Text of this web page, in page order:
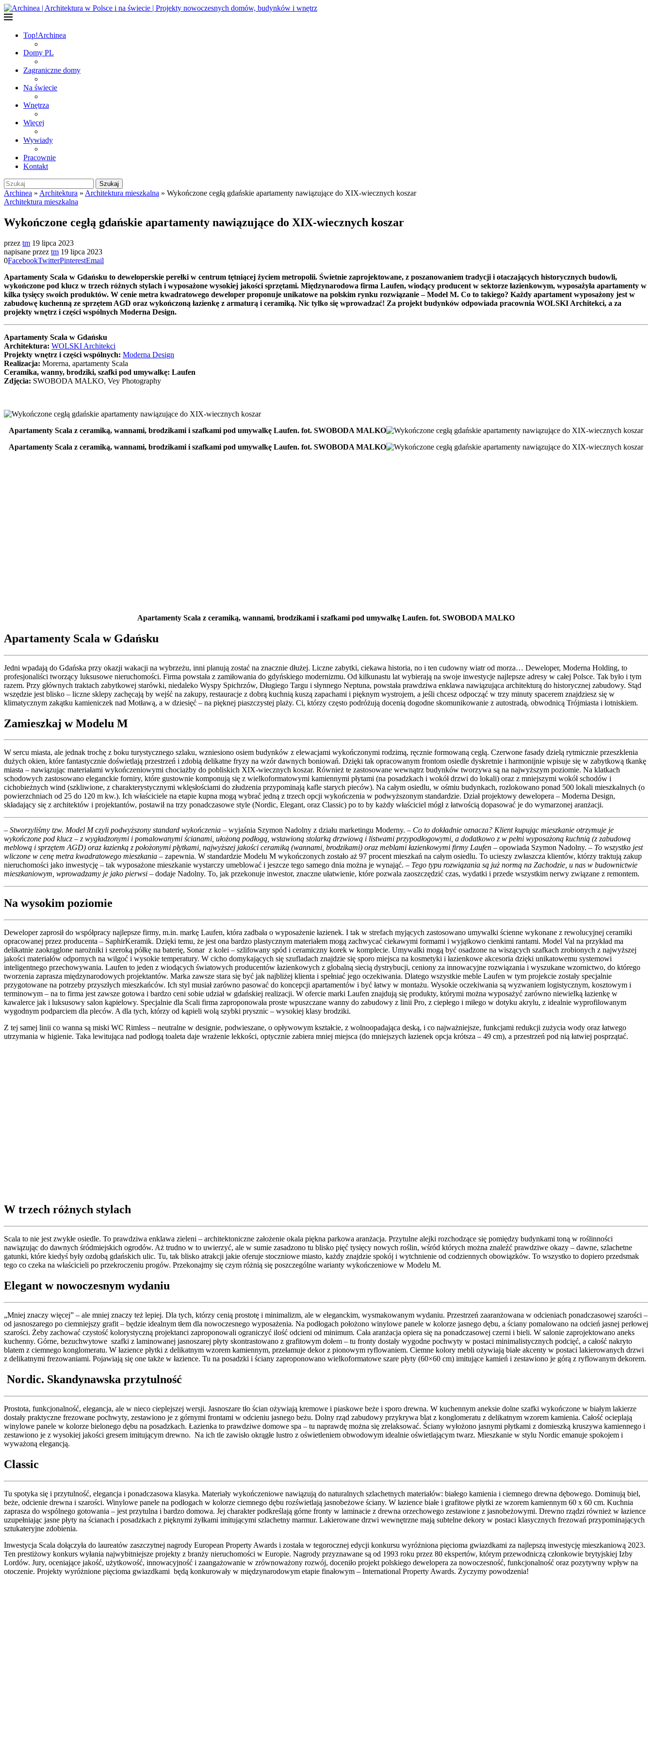
Top!Archinea
Domy PL
Zagraniczne domy
Na świecie
Wnętrza
Więcej
Wywiady
Pracownie
Kontakt
Szukaj
Archinea » Architektura » Architektura mieszkalna » Wykończone cegłą gdańskie apartamenty nawiązujące do XIX-wiecznych koszar
Architektura mieszkalna
Wykończone cegłą gdańskie apartamenty nawiązujące do XIX-wiecznych koszar
przez tm 19 lipca 2023
napisane przez tm 19 lipca 2023
0FacebookTwitterPinterestEmail
Apartamenty Scala w Gdańsku to deweloperskie perełki w centrum tętniącej życiem metropolii. Świetnie zaprojektowane, z poszanowaniem tradycji i otaczających historycznych budowli,
wykończone pod klucz w trzech różnych stylach i wyposażone wysokiej jakości sprzętami. Międzynarodowa firma Laufen, wiodący producent w sektorze łazienkowym, wyposażyła apartamenty w
kilka tysięcy swoich produktów. W cenie metra kwadratowego deweloper proponuje unikatowe na polskim rynku rozwiązanie – Model M. Co to takiego? Każdy apartament wyposażony jest w
zabudowę kuchenną ze sprzętem AGD oraz wykończoną łazienkę z armaturą i ceramiką. Nic tylko się wprowadzać! Za projekt budynków odpowiada pracownia WOLSKI Architekci, a za
projekty wnętrz i części wspólnych Moderna Design.
Apartamenty Scala w Gdańsku
Architektura: WOLSKI Architekci
Projekty wnętrz i części wspólnych: Moderna Design
Realizacja: Morerna, apartamenty Scala
Ceramika, wanny, brodziki, szafki pod umywalkę: Laufen
Zdjęcia: SWOBODA MALKO, Vey Photography
Apartamenty Scala z ceramiką, wannami, brodzikami i szafkami pod umywalkę Laufen. fot. SWOBODA MALKO
Apartamenty Scala z ceramiką, wannami, brodzikami i szafkami pod umywalkę Laufen. fot. SWOBODA MALKO
Apartamenty Scala z ceramiką, wannami, brodzikami i szafkami pod umywalkę Laufen. fot. SWOBODA MALKO
Apartamenty Scala w Gdańsku
Jedni wpadają do Gdańska przy okazji wakacji na wybrzeżu, inni planują zostać na znacznie dłużej. Liczne zabytki, ciekawa historia, no i ten cudowny wiatr od morza… Deweloper, Moderna Holding, to
profesjonaliści tworzący luksusowe nieruchomości. Firma powstała z zamiłowania do gdyńskiego modernizmu. Od kilkunastu lat wybierają na swoje inwestycje najlepsze adresy w całej Polsce. Tak było i tym
razem. Przy głównych traktach zabytkowej starówki, niedaleko Wyspy Spichrzów, Długiego Targu i słynnego Neptuna, powstała prawdziwa enklawa nawiązująca architekturą do historycznej zabudowy. Stąd
wszędzie jest blisko – liczne sklepy zachęcają by wejść na zakupy, restauracje z dobrą kuchnią kuszą zapachami i pięknym wystrojem, a jeśli chcesz odpocząć w trzy minuty spacerem znajdziesz się w
klimatycznym zakątku kamieniczek nad Motławą, a w dziesięć – na pięknej piaszczystej plaży. Ci, którzy często podróżują docenią dogodne skomunikowanie z autostradą, obwodnicą Trójmiasta i lotniskiem.
Zamieszkaj w Modelu M
W sercu miasta, ale jednak trochę z boku turystycznego szlaku, wzniesiono osiem budynków z elewacjami wykończonymi rodzimą, ręcznie formowaną cegłą. Czerwone fasady dzielą rytmicznie przeszklenia
dużych okien, które fantastycznie doświetlają przestrzeń i zdobią delikatne fryzy na wzór dawnych boniowań. Dzięki tak opracowanym frontom osiedle dyskretnie i harmonijnie wpisuje się w zabytkową tkankę
miasta – nawiązując materiałami wykończeniowymi chociażby do pobliskich XIX-wiecznych koszar. Również te zastosowane wewnątrz budynków tworzywa są na najwyższym poziomie. Na klatkach
schodowych zastosowano eleganckie forniry, które gustownie komponują się z wielkoformatowymi kamiennymi płytami (na posadzkach i wokół drzwi do lokali) oraz z mniejszymi wokół schodów i
cichobieżnych wind (szkliwione, z charakterystycznymi wklęsłościami do złudzenia przypominają kafle starych pieców). Na całym osiedlu, w ośmiu budynkach, rozlokowano ponad 500 lokali mieszkalnych (o
powierzchniach od 25 do 120 m kw.). Ich właściciele na etapie kupna mogą wybrać jedną z trzech opcji wykończenia w podwyższonym standardzie. Dział projektowy dewelopera – Moderna Design,
składający się z architektów i projektantów, postawił na trzy ponadczasowe style (Nordic, Elegant, oraz Classic) po to by każdy właściciel mógł z łatwością dopasować je do wymarzonej aranżacji.
– Stworzyliśmy tzw. Model M czyli podwyższony standard wykończenia – wyjaśnia Szymon Nadolny z działu marketingu Moderny. – Co to dokładnie oznacza? Klient kupując mieszkanie otrzymuje je
wykończone pod klucz – z wygładzonymi i pomalowanymi ścianami, ułożoną podłogą, wstawioną stolarką drzwiową i listwami przypodłogowymi, a dodatkowo z w pełni wyposażoną kuchnią (z zabudową
meblową i sprzętem AGD) oraz łazienką z położonymi płytkami, najwyższej jakości ceramiką (wannami, brodzikami) oraz meblami łazienkowymi firmy Laufen – opowiada Szymon Nadolny. – To wszystko jest
wliczone w cenę metra kwadratowego mieszkania – zapewnia. W standardzie Modelu M wykończonych zostało aż 97 procent mieszkań na całym osiedlu. To ucieszy zwłaszcza klientów, którzy traktują zakup
nieruchomości jako inwestycję – tak wyposażone mieszkanie wystarczy umeblować i jeszcze tego samego dnia można je wynająć. – Tego typu rozwiązania są już normą na Zachodzie, u nas w budownictwie
mieszkaniowym, wprowadzamy je jako pierwsi – dodaje Nadolny. To, jak przekonuje inwestor, znaczne ułatwienie, które pozwala zaoszczędzić czas, wydatki i przede wszystkim nerwy związane z remontem.
Na wysokim poziomie
Deweloper zaprosił do współpracy najlepsze firmy, m.in. markę Laufen, która zadbała o wyposażenie łazienek. I tak w strefach myjących zastosowano umywalki ścienne wykonane z rewolucyjnej ceramiki
opracowanej przez producenta – SaphirKeramik. Dzięki temu, że jest ona bardzo plastycznym materiałem mogą zachwycać ciekawymi formami i wyjątkowo cienkimi rantami. Model Val na przykład ma
delikatnie zaokrąglone narożniki i szeroką półkę na baterię, Sonar z kolei – szlifowany spód i ceramiczny korek w komplecie. Umywalki mogą być osadzone na wiszących szafkach zrobionych z najwyższej
jakości materiałów odpornych na wilgoć i wysokie temperatury. W cicho domykających się szufladach znajdzie się sporo miejsca na kosmetyki i łazienkowe akcesoria dzięki unikatowemu systemowi
inteligentnego przechowywania. Laufen to jeden z wiodących światowych producentów łazienkowych z globalną siecią dystrybucji, ceniony za innowacyjne rozwiązania i wyszukane wzornictwo, do którego
tworzenia zaprasza międzynarodowych projektantów. Marka zawsze stara się być jak najbliżej klienta i spełniać jego oczekiwania. Dlatego wszystkie meble Laufen w tym projekcie zostały specjalnie
przygotowane na potrzeby przyszłych mieszkańców. Ich styl musiał zarówno pasować do koncepcji apartamentów i być łatwy w montażu. Wysokie oczekiwania są wyzwaniem logistycznym, kosztowym i
terminowym – na to firma jest zawsze gotowa i bardzo ceni sobie udział w gdańskiej realizacji. W ofercie marki Laufen znajdują się produkty, którymi można wyposażyć zarówno niewielką łazienkę w
kawalerce jak i luksusowy salon kąpielowy. Specjalnie dla Scali firma zaproponowała proste wpuszczane wanny do zabudowy z linii Pro, z ciepłego i miłego w dotyku akrylu, z idealnie wyprofilowanym
wygodnym podparciem dla pleców. A dla tych, którzy od kąpieli wolą szybki prysznic – wysokiej klasy brodziki.
Z tej samej linii co wanna są miski WC Rimless – neutralne w designie, podwieszane, o opływowym kształcie, z wolnoopadająca deską, i co najważniejsze, funkcjami redukcji zużycia wody oraz łatwego
utrzymania w higienie. Taka lewitująca nad podłogą toaleta daje wrażenie lekkości, optycznie zabiera mniej miejsca (do mniejszych łazienek opcja krótsza – 49 cm), a przestrzeń pod nią łatwiej posprzątać.
W trzech różnych stylach
Scala to nie jest zwykłe osiedle. To prawdziwa enklawa zieleni – architektoniczne założenie okala piękna parkowa aranżacja. Przytulne alejki rozchodzące się pomiędzy budynkami toną w roślinności
nawiązując do dawnych śródmiejskich ogrodów. Aż trudno w to uwierzyć, ale w sumie zasadzono tu blisko pięć tysięcy nowych roślin, wśród których można znaleźć prawdziwe okazy – dawne, szlachetne
gatunki, które kiedyś były ozdobą gdańskich ulic. Tu, tak blisko atrakcji jakie oferuje stoczniowe miasto, każdy znajdzie spokój i wytchnienie od codziennych obowiązków. To wszystko to dopiero przedsmak
tego co czeka na właścicieli po przekroczeniu progów. Przekonajmy się czym różnią się poszczególne warianty wykończeniowe w Modelu M.
Elegant w nowoczesnym wydaniu
„Mniej znaczy więcej” – ale mniej znaczy też lepiej. Dla tych, którzy cenią prostotę i minimalizm, ale w eleganckim, wysmakowanym wydaniu. Przestrzeń zaaranżowana w odcieniach ponadczasowej szarości –
od jasnoszarego po ciemniejszy grafit – będzie idealnym tłem dla nowoczesnego wyposażenia. Na podłogach położono winylowe panele w kolorze jasnego dębu, a ściany pomalowano na odcień jasnej perłowej
szarości. Żeby zachować czystość kolorystyczną projektanci zaproponowali ograniczyć ilość odcieni od minimum. Cała aranżacja opiera się na ponadczasowej czerni i bieli. W salonie zaprojektowano aneks
kuchenny. Górne, bezuchwytowe szafki z laminowanej jasnoszarej płyty skontrastowano z grafitowym dołem – tu fronty dostały wygodne pochwyty w postaci minimalistycznych podcięć, a całość nakryto
blatem z ciemnego konglomeratu. W łazience płytki z delikatnym wzorem kamiennym, przełamuje dekor z pionowym ryflowaniem. Ciemne kolory mebli ożywiają białe akcenty w postaci lakierowanych drzwi
z delikatnymi frezowaniami. Pojawiają się one także w łazience. Tu na posadzki i ściany zaproponowano wielkoformatowe szare płyty (60×60 cm) imitujące kamień i zestawiono je górą z ryflowanym dekorem.
Nordic. Skandynawska przytulność
Prostota, funkcjonalność, elegancja, ale w nieco cieplejszej wersji. Jasnoszare tło ścian ożywiają kremowe i piaskowe beże i sporo drewna. W kuchennym aneksie dolne szafki wykończone w białym lakierze
dostały praktyczne frezowane pochwyty, zestawiono je z górnymi frontami w odcieniu jasnego beżu. Dolny rząd zabudowy przykrywa blat z konglomeratu z delikatnym wzorem kamienia. Całość ocieplają
winylowe panele w kolorze bielonego dębu na posadzkach. Łazienka to prawdziwe domowe spa – tu naprawdę można się zrelaksować. Ściany wyłożono jasnymi płytkami z domieszką kruszywa kamiennego i
zestawiono je z wysokiej jakości gresem imitującym drewno. Na ich tle zawisło okrągłe lustro z oświetleniem obwodowym idealnie oświetlającym twarz. Mieszkanie w stylu Nordic emanuje spokojem i
wyważoną elegancją.
Classic
Tu spotyka się i przytulność, elegancja i ponadczasowa klasyka. Materiały wykończeniowe nawiązują do naturalnych szlachetnych materiałów: białego kamienia i ciemnego drewna dębowego. Dominują biel,
beże, odcienie drewna i szarości. Winylowe panele na podłogach w kolorze ciemnego dębu rozświetlają jasnobeżowe ściany. W łazience białe i grafitowe płytki ze wzorem kamiennym 60 x 60 cm. Kuchnia
zaprasza do wspólnego gotowania – jest przytulna i bardzo domowa. Jej charakter podkreślają górne fronty w laminacie z drewna orzechowego zestawione z jasnobeżowymi. Drewno rządzi również w łazience
uzupełniając jasne płyty na ścianach i posadzkach z pięknymi żyłkami imitującymi szlachetny marmur. Lakierowane drzwi wewnętrzne mają subtelne dekory w postaci klasycznych frezowań przypominających
sztukateryjne zdobienia.
Inwestycja Scala dołączyła do laureatów zaszczytnej nagrody European Property Awards i została w tegorocznej edycji konkursu wyróżniona pięcioma gwiazdkami za najlepszą inwestycję mieszkaniową 2023.
Ten prestiżowy konkurs wyłania najwybitniejsze projekty z branży nieruchomości w Europie. Nagrody przyznawane są od 1993 roku przez 80 ekspertów, którym przewodniczą członkowie brytyjskiej Izby
Lordów. Jury, oceniające jakość, użytkowość, innowacyjność i zaangażowanie w zrównoważony rozwój, doceniło projekt polskiego dewelopera za nowoczesność, funkcjonalność oraz pozytywny wpływ na
otoczenie. Projekty wyróżnione pięcioma gwiazdkami będą konkurowały w międzynarodowym etapie finałowym – International Property Awards. Życzymy powodzenia!